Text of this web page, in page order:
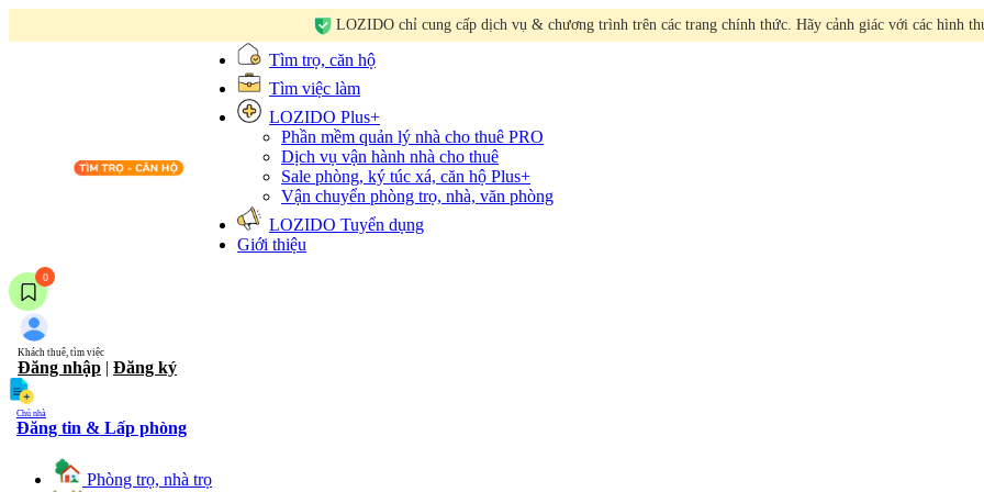
LOZIDO chỉ cung cấp dịch vụ & chương trình trên các trang chính thức. Hãy cảnh giác với các hình
Tìm trọ, căn hộ
Tìm việc làm
LOZIDO Plus+
Phần mềm quản lý nhà cho thuêPRO
Dịch vụ vận hành nhà cho thuê
Sale phòng, ký túc xá, căn hộPlus+
Vận chuyển phòng trọ, nhà, văn phòng
LOZIDO Tuyển dụng
Giới thiệu
0
Khách thuê, tìm việc
Đăng nhập | Đăng ký
Chủ nhà
Đăng tin & Lấp phòng
Phòng trọ, nhà trọ